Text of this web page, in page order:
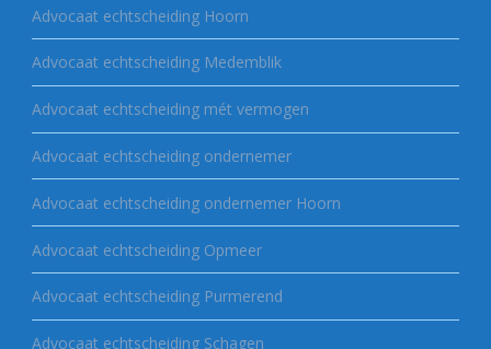
Advocaat echtscheiding Hoorn
Advocaat echtscheiding Medemblik
Advocaat echtscheiding mét vermogen
Advocaat echtscheiding ondernemer
Advocaat echtscheiding ondernemer Hoorn
Advocaat echtscheiding Opmeer
Advocaat echtscheiding Purmerend
Advocaat echtscheiding Schagen